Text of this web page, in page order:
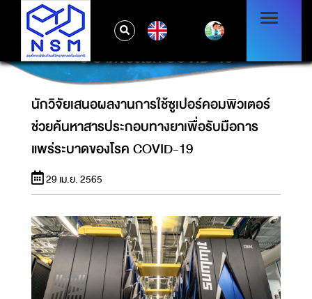
นักวิจัยเสนอผลงานการใช้ซูเปอร์คอมพิวเตอร์
ช่วยค้นหาสารประกอบทางยาเพื่อรับมือการแพร่
ระบาดของโรค COVID-19
นักวิจัยเสนอผลงานการใช้ซูเปอร์คอมพิวเตอร์
ช่วยค้นหาสารประกอบทางยาเพื่อรับมือการ
แพร่ระบาดของโรค COVID-19
29 เม.ย. 2565